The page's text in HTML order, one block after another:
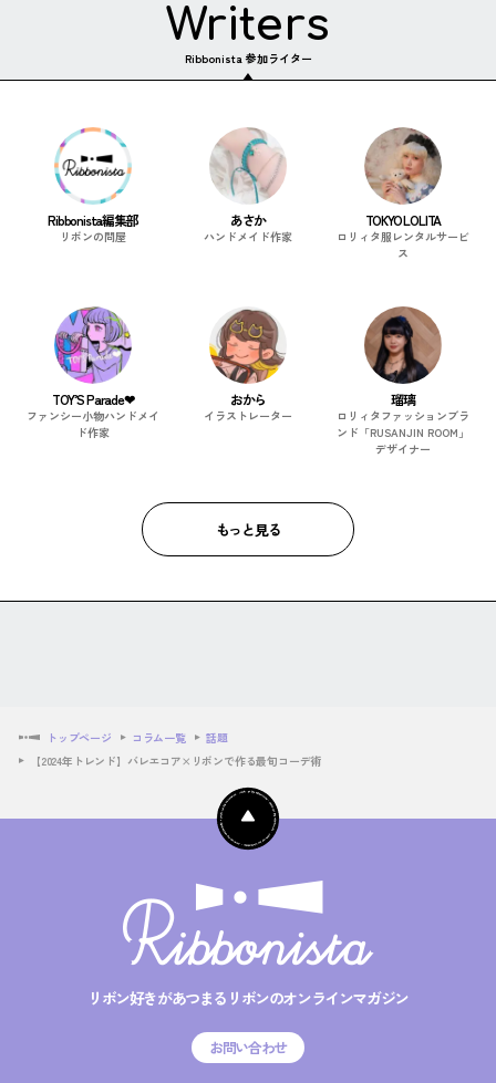
Writers
Ribbonista 参加ライター
Ribbonista編集部
リボンの問屋
あさか
ハンドメイド作家
TOKYO LOLITA
ロリィタ服レンタルサービ
ス
TOY’S Parade❤︎
ファンシー小物ハンドメイ
ド作家
おから
イラストレーター
瑠璃
ロリィタファッションブラ
ンド「RUSANJIN ROOM」
デザイナー
もっと見る
トップページ コラム一覧
話題
【2024年トレンド】バレエコア×リボンで作る最旬コーデ術
リボン好きがあつまるリボンのオンラインマガジン
お問い合わせ